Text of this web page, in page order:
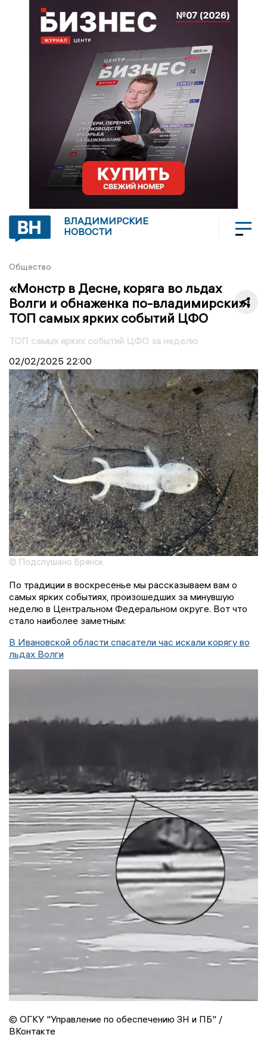
ВЛАДИМИРСКИЕ
НОВОСТИ
Общество
«Монстр в Десне, коряга во льдах
Волги и обнаженка по-владимирски»:
ТОП самых ярких событий ЦФО
ТОП самых ярких событий ЦФО за неделю
02/02/2025 22:00
© Подслушано Брянск
По традиции в воскресенье мы рассказываем вам о
самых ярких событиях, произошедших за минувшую
неделю в Центральном Федеральном округе. Вот что
стало наиболее заметным:
В Ивановской области спасатели час искали корягу во
льдах Волги
© ОГКУ "Управление по обеспечению ЗН и ПБ" /
ВКонтакте